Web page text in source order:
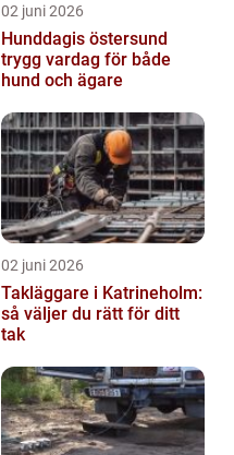
02 juni 2026
Hunddagis östersund
trygg vardag för både
hund och ägare
02 juni 2026
Takläggare i Katrineholm:
så väljer du rätt för ditt
tak